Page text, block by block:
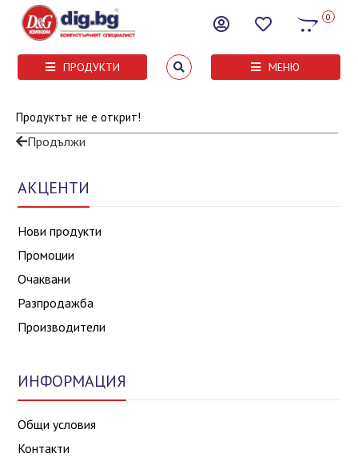
0
ПРОДУКТИ МЕНЮ
Продуктът не е открит!
Продължи
АКЦЕНТИ
Нови продукти
Промоции
Очаквани
Разпродажба
Производители
ИНФОРМАЦИЯ
Общи условия
Контакти